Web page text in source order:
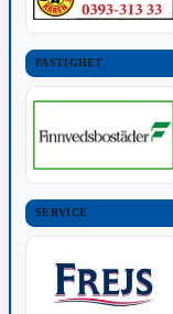
FASTIGHET
SERVICE